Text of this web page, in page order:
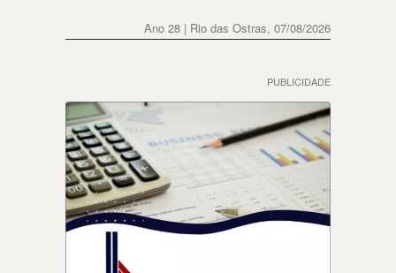
Ano 28 | Rio das Ostras, 07/08/2026
PUBLICIDADE